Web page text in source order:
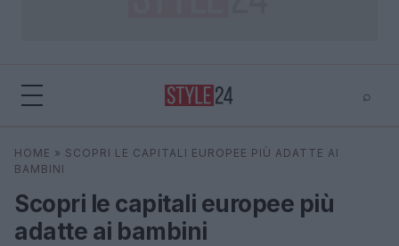
⌕
Cerca ⌕
HOME » SCOPRI LE CAPITALI EUROPEE PIÙ ADATTE AI
BAMBINI
Scopri le capitali europee più
adatte ai bambini